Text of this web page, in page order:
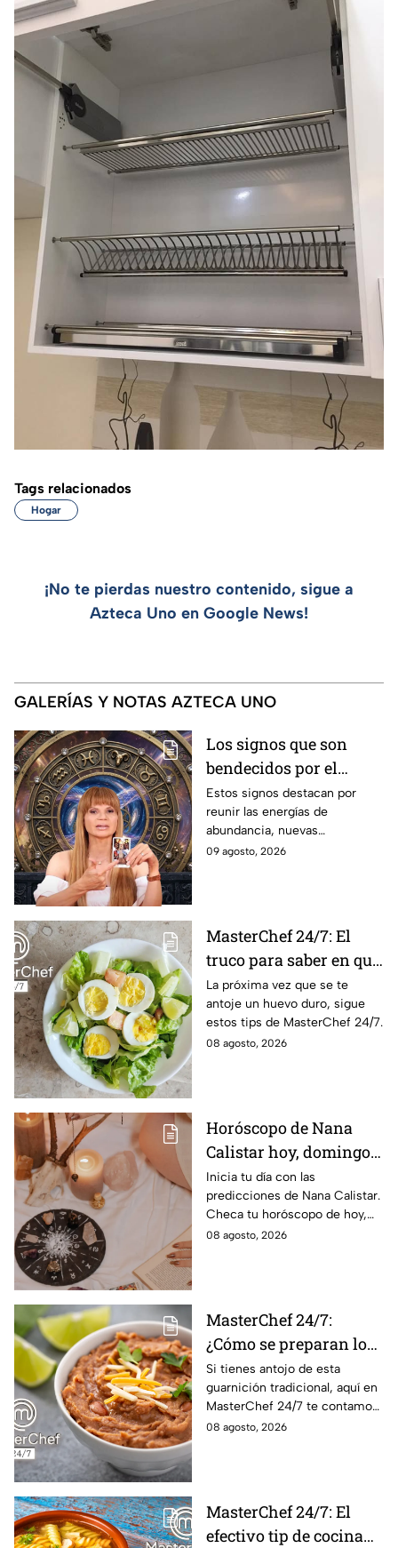
Tags relacionados
Hogar
¡No te pierdas nuestro contenido, sigue a
Azteca Uno en Google News!
GALERÍAS Y NOTAS AZTECA UNO
Los signos que son
bendecidos por el
universo con suerte en
el dinero y el amor a
partir de hoy 9 de
agosto: los horóscopos
Estos signos destacan por
reunir las energías de
abundancia, nuevas
oportunidades, estabilidad
09 agosto, 2026
MasterChef 24/7: El
truco para saber en qué
momento está listo un
huevo cocido
La próxima vez que se te
antoje un huevo duro, sigue
estos tips de MasterChef 24/7.
08 agosto, 2026
Horóscopo de Nana
Calistar hoy, domingo 9
de agosto: estos signos
tendrán ingresos extra
Inicia tu día con las
predicciones de Nana Calistar.
Checa tu horóscopo de hoy,
domingo 9 de agosto, y
08 agosto, 2026
MasterChef 24/7:
¿Cómo se preparan los
frijoles puercos estilo
Sonora?
Si tienes antojo de esta
guarnición tradicional, aquí en
MasterChef 24/7 te contamos
la receta.
08 agosto, 2026
MasterChef 24/7: El
efectivo tip de cocina